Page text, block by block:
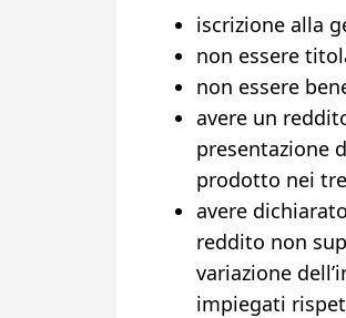
iscrizione alla
non essere
non essere
avere un
presentazione
prodotto nei
avere
reddito non
variazione
impiegati